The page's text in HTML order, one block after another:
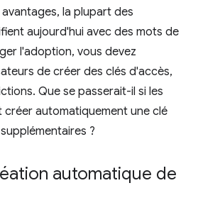
la plupart des
aujourd'hui avec des mots de
l'adoption, vous devez
de créer des clés d'accès,
Que se passerait-il si les
créer automatiquement une clé
?
automatique de